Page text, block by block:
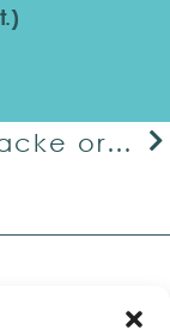
Sweatjacke organic premium